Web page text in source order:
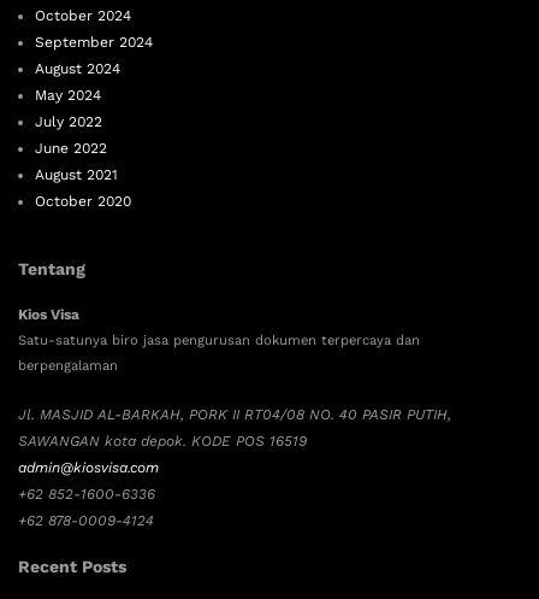
October 2024
September 2024
August 2024
May 2024
July 2022
June 2022
August 2021
October 2020
Tentang
Kios Visa
Satu-satunya biro jasa pengurusan dokumen terpercaya dan
berpengalaman
Jl. MASJID AL-BARKAH, PORK II RT04/08 NO. 40 PASIR PUTIH,
SAWANGAN kota depok. KODE POS 16519
admin@kiosvisa.com
+62 852-1600-6336
+62 878-0009-4124
Recent Posts